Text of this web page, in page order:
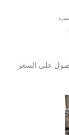
على السعر